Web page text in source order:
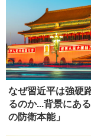
なぜ習近平は強硬
るのか...背景にあ
の防衛本能」